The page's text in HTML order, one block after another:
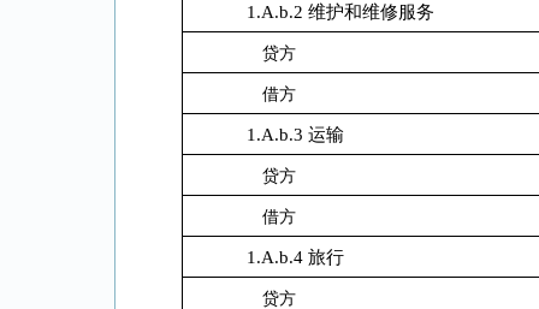
1.A.b.2 维护和维修服务
贷方
借方
1.A.b.3 运输
贷方
借方
1.A.b.4 旅行
贷方